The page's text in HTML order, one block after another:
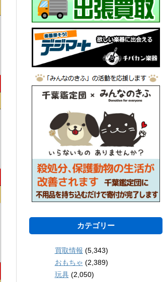
カテゴリー
買取情報 (5,343)
おもちゃ (2,389)
玩具(2,050)